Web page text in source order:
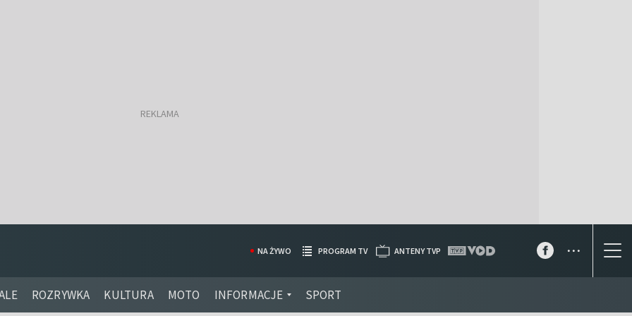
ROZRYWKA KULTURA MOTO INFORMACJE SPORT
NA ŻYWO PROGRAM TV ANTENY TVP ...